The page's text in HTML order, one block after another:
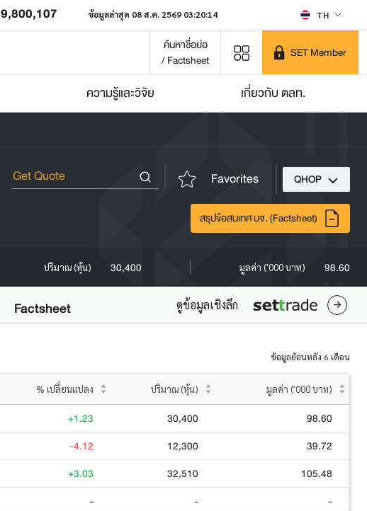
9,800,107 ข้อมูลล่าสุด 08 ส.ค. 2569 03:20:14 TH
ค้นหาชื่อย่อ
/ Factsheet
SET Member
ความรู้และวิจัย เกี่ยวกับ ตลท.
Favorites QHOP
สรุปข้อสนเทศ บจ. (Factsheet)
ปริมาณ (หุ้น) 30,400 มูลค่า ('000 บาท) 98.60
Factsheet ดูข้อมูลเชิงลึก
ข้อมูลย้อนหลัง 6 เดือน
% เปลี่ยนแปลง ปริมาณ (หุ้น) มูลค่า ('000 บาท)
+1.23 30,400
98.60
-4.12 12,300
39.72
+3.03 32,510
105.48
- -
-